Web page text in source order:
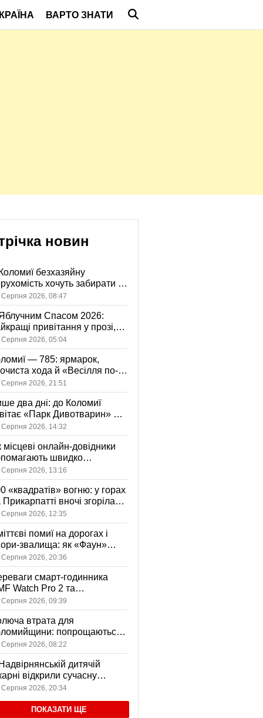
ВАРТО ЗНАТИ
новин
безхазяйну
хочуть забирати у
громади: що це
Серпня 2026, 08:47
Спасом 2026:
привітання у прозі,
та картинках
Серпня 2026, 05:04
— 785: ярмарок,
хода й «Весілля по-
— чим
День міста
Серпня 2026, 21:51
два дні: до Коломиї
«Парк Дивотварин» — і
безкоштовний
Серпня 2026, 14:32
місцеві онлайн-довідники
швидко
послуги у своєму
Серпня 2026, 13:16
«квадратів» вогню: у горах
Прикарпатті вночі згоріла
є постраждала
Серпня 2026, 12:35
помиї на дорогах і
звалища: як «Фаун»
відходи в Коломиї
Серпня 2026, 20:36
смарт-годинника
Watch Pro 2 та
CMF Buds Pro 2
сучасних користувачів
Серпня 2026, 09:39
втрата для
попрощаються
захисником, який віддав
за Україну
Серпня 2026, 08:22
дитячій
відкрили сучасну
кімнату
Серпня 2026, 20:34
ПОКАЗАТИ ЩЕ